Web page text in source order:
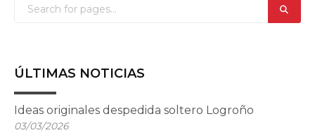
ÚLTIMAS NOTICIAS
Ideas originales despedida soltero Logroño
03/03/2026